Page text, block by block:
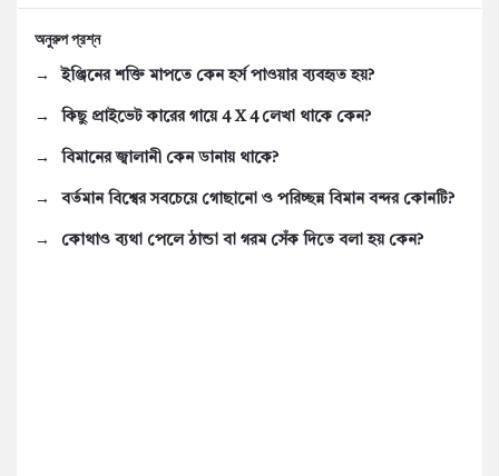
অনুরুপ প্রশ্ন
ইঞ্জিনের শক্তি মাপতে কেন হর্স পাওয়ার ব্যবহৃত হয়?
কিছু প্রাইভেট কারের গায়ে 4 X 4 লেখা থাকে কেন?
বিমানের জ্বালানী কেন ডানায় থাকে?
বর্তমান বিশ্বের সবচেয়ে গোছানো ও পরিচ্ছন্ন বিমান বন্দর কোনটি?
কোথাও ব্যথা পেলে ঠান্ডা বা গরম সেঁক দিতে বলা হয় কেন?